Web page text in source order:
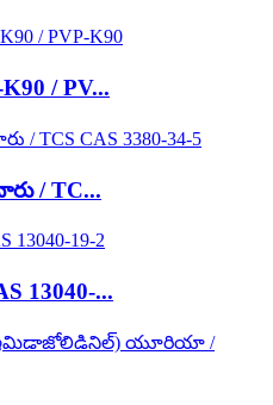
/ PV...
/ TC...
13040-...